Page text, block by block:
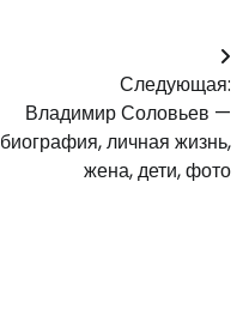
Следующая:
Владимир Соловьев —
биография, личная жизнь,
жена, дети, фото